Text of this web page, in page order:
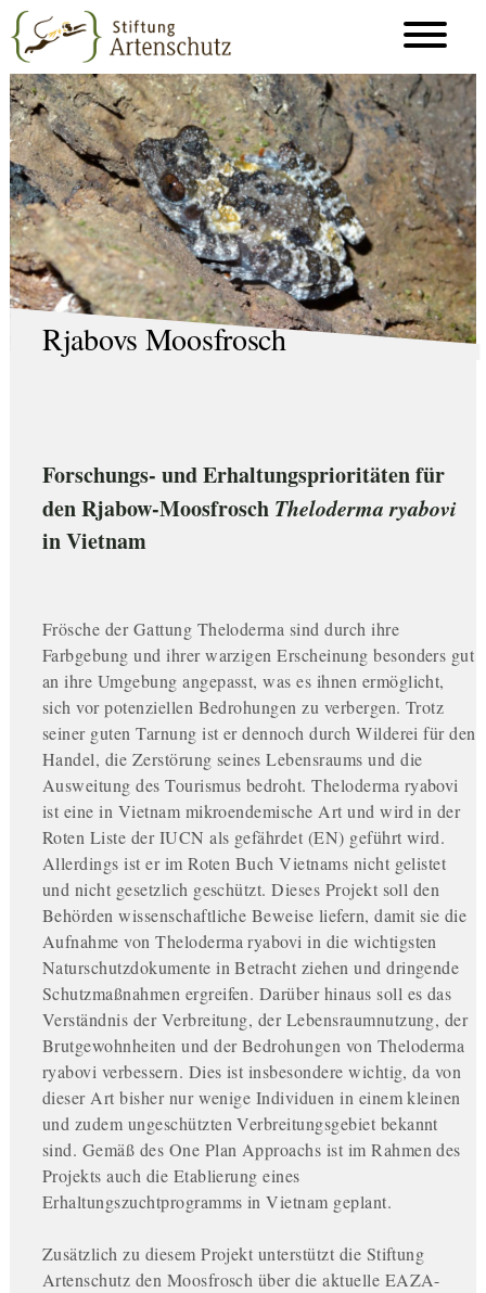
Rjabovs Moosfrosch
Forschungs- und Erhaltungsprioritäten für
den Rjabow-Moosfrosch Theloderma ryabovi
in Vietnam
Frösche der Gattung Theloderma sind durch ihre
Farbgebung und ihrer warzigen Erscheinung besonders gut
an ihre Umgebung angepasst, was es ihnen ermöglicht,
sich vor potenziellen Bedrohungen zu verbergen. Trotz
seiner guten Tarnung ist er dennoch durch Wilderei für den
Handel, die Zerstörung seines Lebensraums und die
Ausweitung des Tourismus bedroht. Theloderma ryabovi
ist eine in Vietnam mikroendemische Art und wird in der
Roten Liste der IUCN als gefährdet (EN) geführt wird.
Allerdings ist er im Roten Buch Vietnams nicht gelistet
und nicht gesetzlich geschützt. Dieses Projekt soll den
Behörden wissenschaftliche Beweise liefern, damit sie die
Aufnahme von Theloderma ryabovi in die wichtigsten
Naturschutzdokumente in Betracht ziehen und dringende
Schutzmaßnahmen ergreifen. Darüber hinaus soll es das
Verständnis der Verbreitung, der Lebensraumnutzung, der
Brutgewohnheiten und der Bedrohungen von Theloderma
ryabovi verbessern. Dies ist insbesondere wichtig, da von
dieser Art bisher nur wenige Individuen in einem kleinen
und zudem ungeschützten Verbreitungsgebiet bekannt
sind. Gemäß des One Plan Approachs ist im Rahmen des
Projekts auch die Etablierung eines
Erhaltungszuchtprogramms in Vietnam geplant.
Zusätzlich zu diesem Projekt unterstützt die Stiftung
Artenschutz den Moosfrosch über die aktuelle EAZA-